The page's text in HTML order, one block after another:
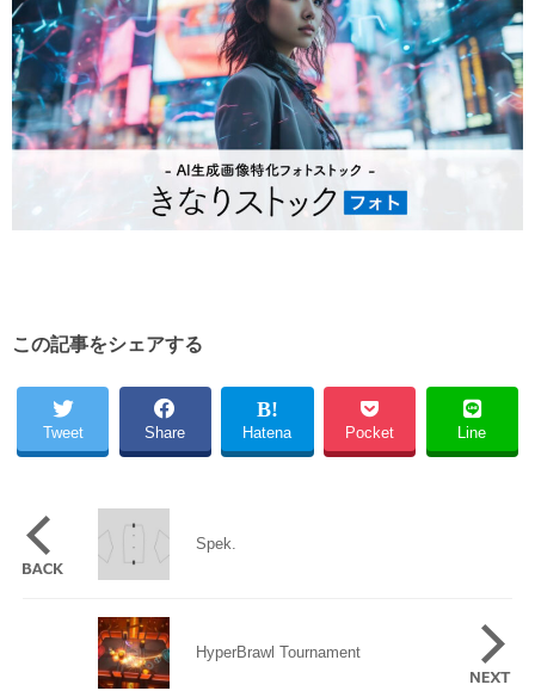
この記事をシェアする
Tweet Share Hatena Pocket Line
Spek.
HyperBrawl Tournament